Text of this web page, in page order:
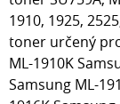
1910, 1925,
toner určený
ML-1910K
Samsung ML-